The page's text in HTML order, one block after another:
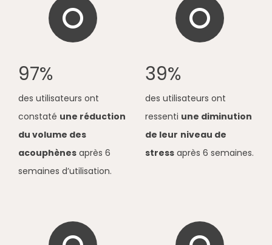
97%
des utilisateurs ont
constaté une réduction
du volume des
acouphènes après 6
semaines d’utilisation.
39%
des utilisateurs ont
ressenti une diminution
de leur niveau de
stress après 6 semaines.